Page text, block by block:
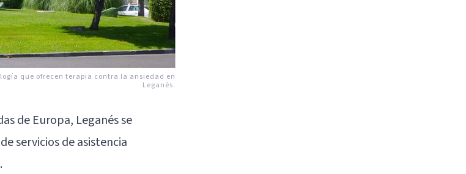
que ofrecen terapia contra la ansiedad en
Leganés.
de Europa, Leganés se
servicios de asistencia